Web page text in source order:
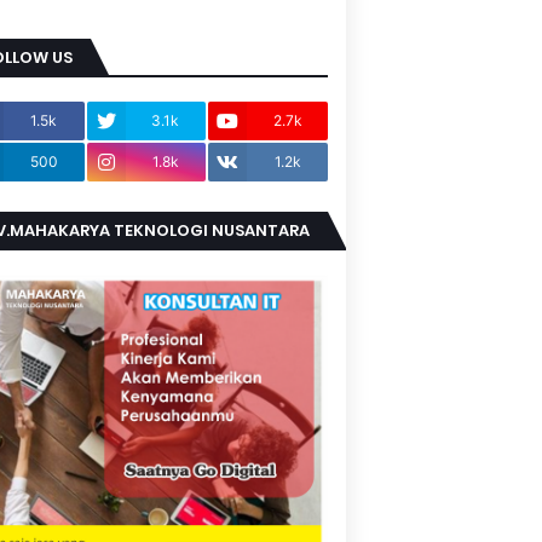
US
1.5k 3.1k 2.7k
500 1.8k 1.2k
TEKNOLOGI NUSANTARA